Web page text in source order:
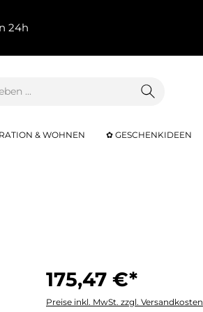
24h
& WOHNEN ✿ GESCHENKIDEEN
175,47 €*
Preise inkl. MwSt. zzgl. Versandkosten